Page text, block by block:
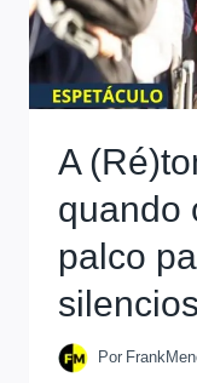
A
quando
palco
Por